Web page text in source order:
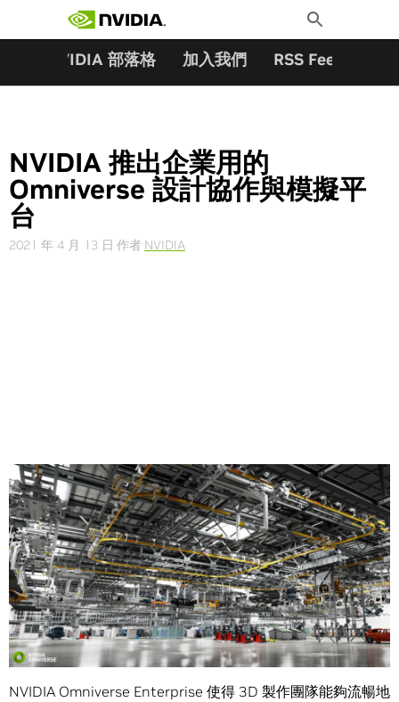
Toggle
Search
NVIDIA 部落格 加入我們 RSS Feeds
NVIDIA 推出企業用的
Omniverse 設計協作與模擬平
台
2021 年 4 月 13 日 作者 NVIDIA
Share
3D 設計團隊跨多個軟體套件，在共享虛擬空間即時進行協作
的技術平台。
NVIDIA Omniverse Enterprise 使得 3D 製作團隊能夠流暢地